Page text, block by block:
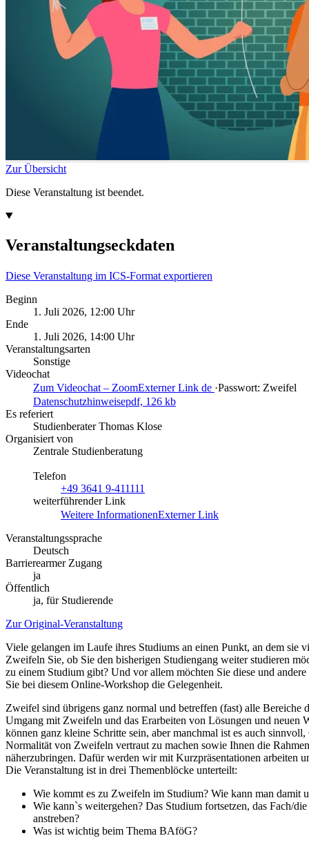
Zur Übersicht
Diese Veranstaltung ist beendet.
Veranstaltungseckdaten
Diese Veranstaltung im ICS-Format exportieren
Beginn
1. Juli 2026, 12:00 Uhr
Ende
1. Juli 2026, 14:00 Uhr
Veranstaltungsarten
Sonstige
Videochat
Zum Videochat – ZoomExterner Link de ·Passwort: Zweifel
Datenschutzhinweisepdf, 126 kb
Es referiert
Studienberater Thomas Klose
Organisiert von
Zentrale Studienberatung
Telefon
+49 3641 9-411111
weiterführender Link
Weitere InformationenExterner Link
Veranstaltungssprache
Deutsch
Barrierearmer Zugang
ja
Öffentlich
ja, für Studierende
Zur Original-Veranstaltung
Viele gelangen im Laufe ihres Studiums an einen Punkt, an dem sie
Zweifeln Sie, ob Sie den bisherigen Studiengang weiter studieren
zu einem Studium gibt? Und vor allem möchten Sie diese und
Sie bei diesem Online-Workshop die Gelegenheit.
Zweifel sind übrigens ganz normal und betreffen (fast) alle Bereiche
Umgang mit Zweifeln und das Erarbeiten von Lösungen und neuen
können ganz kleine Schritte sein, aber manchmal ist es auch
Normalität von Zweifeln vertraut zu machen sowie Ihnen die
näherzubringen. Dafür werden wir mit Kurzpräsentationen arbeiten
Die Veranstaltung ist in drei Themenblöcke unterteilt:
Wie kommt es zu Zweifeln im Studium? Wie kann man damit
Wie kann`s weitergehen? Das Studium fortsetzen, das Fach/
anstreben?
Was ist wichtig beim Thema BAföG?